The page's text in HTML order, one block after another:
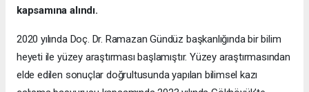
kapsamına alındı.
2020 yılında Doç. Dr. Ramazan Gündüz başkanlığında bir bilim
heyeti ile yüzey araştırması başlamıştır. Yüzey araştırmasından
elde edilen sonuçlar doğrultusunda yapılan bilimsel kazı